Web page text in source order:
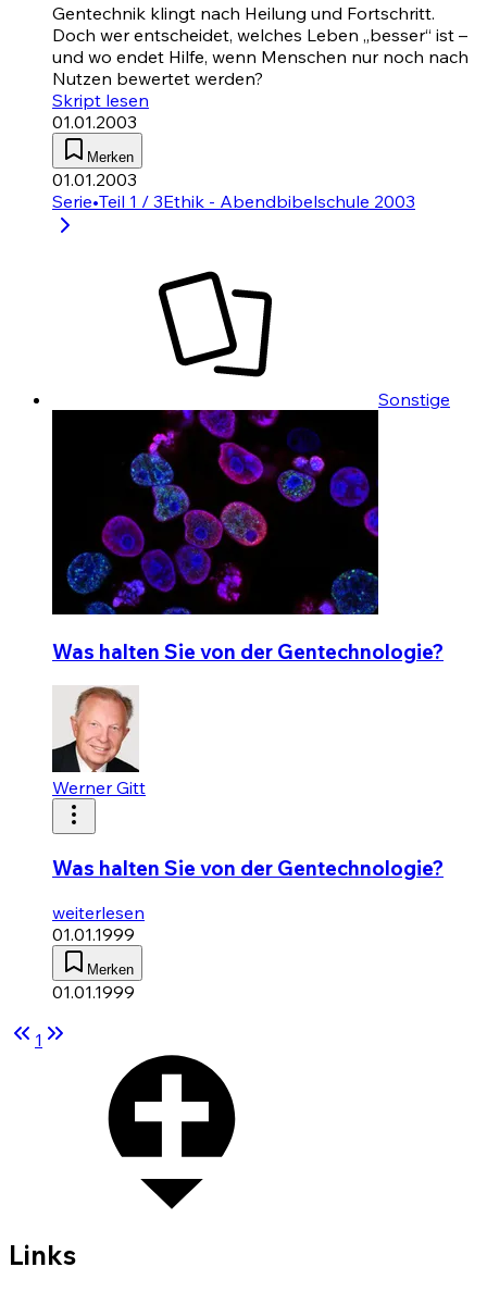
Gentechnik klingt nach Heilung und Fortschritt.
Doch wer entscheidet, welches Leben „besser“ ist –
und wo endet Hilfe, wenn Menschen nur noch nach
Nutzen bewertet werden?
Skript lesen
01.01.2003
Merken
01.01.2003
Serie•Teil 1 / 3Ethik - Abendbibelschule 2003
Sonstige
Was halten Sie von der Gentechnologie?
Werner Gitt
Was halten Sie von der Gentechnologie?
weiterlesen
01.01.1999
Merken
01.01.1999
1
Links